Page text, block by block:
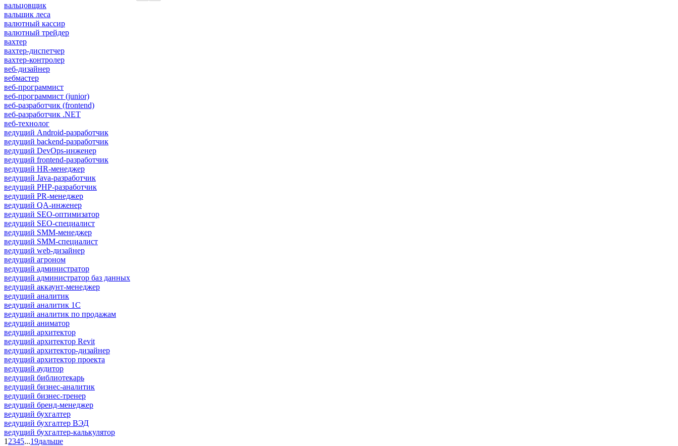
вальцовщик
вальщик леса
валютный кассир
валютный трейдер
вахтер
вахтер-диспетчер
вахтер-контролер
веб-дизайнер
вебмастер
веб-программист
веб-программист (junior)
веб-разработчик (frontend)
веб-разработчик .NET
веб-технолог
ведущий Android-разработчик
ведущий backend-разработчик
ведущий DevOps-инженер
ведущий frontend-разработчик
ведущий HR-менеджер
ведущий Java-разработчик
ведущий PHP-разработчик
ведущий PR-менеджер
ведущий QA-инженер
ведущий SEO-оптимизатор
ведущий SEO-специалист
ведущий SMM-менеджер
ведущий SMM-специалист
ведущий web-дизайнер
ведущий агроном
ведущий администратор
ведущий администратор баз данных
ведущий аккаунт-менеджер
ведущий аналитик
ведущий аналитик 1С
ведущий аналитик по продажам
ведущий аниматор
ведущий архитектор
ведущий архитектор Revit
ведущий архитектор-дизайнер
ведущий архитектор проекта
ведущий аудитор
ведущий библиотекарь
ведущий бизнес-аналитик
ведущий бизнес-тренер
ведущий бренд-менеджер
ведущий бухгалтер
ведущий бухгалтер ВЭД
ведущий бухгалтер-калькулятор
1 2345...19дальше